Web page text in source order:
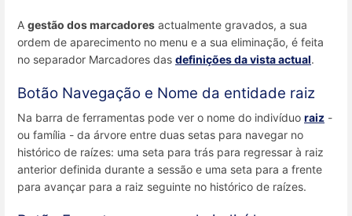
A gestão dos marcadores actualmente gravados, a sua
ordem de aparecimento no menu e a sua eliminação, é feita
no separador Marcadores das definições da vista actual.
Botão Navegação e Nome da entidade raiz
Na barra de ferramentas pode ver o nome do indivíduo raiz -
ou família - da árvore entre duas setas para navegar no
histórico de raízes: uma seta para trás para regressar à raiz
anterior definida durante a sessão e uma seta para a frente
para avançar para a raiz seguinte no histórico de raízes.